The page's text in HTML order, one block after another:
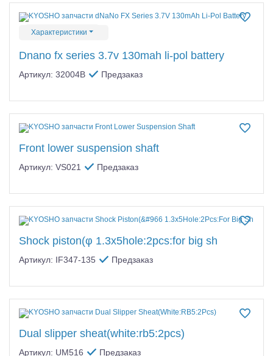
Характеристики
Dnano fx series 3.7v 130mah li-pol battery
Артикул: 32004B Предзаказ
Front lower suspension shaft
Артикул: VS021 Предзаказ
Shock piston(φ 1.3x5hole:2pcs:for big sh
Артикул: IF347-135 Предзаказ
Dual slipper sheat(white:rb5:2pcs)
Артикул: UM516 Предзаказ